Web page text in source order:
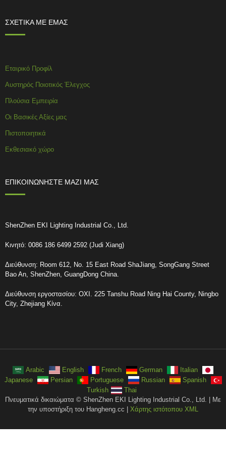
ΣΧΕΤΙΚΑ ΜΕ ΕΜΑΣ
Εταιρικό Προφίλ
Αυστηρός Ποιοτικός Έλεγχος
Πλούσια Εμπειρία
Οι Βασικές Αξίες μας
Πιστοποιητικά
Εκθεσιακό χώρο
ΕΠΙΚΟΙΝΩΝΗΣΤΕ ΜΑΖΙ ΜΑΣ
ShenZhen EKI Lighting Industrial Co., Ltd.
Κινητό: 0086 186 6499 2592 (Judi Xiang)
Διεύθυνση: Room 612, No. 15 East Road ShaJiang, SongGang Street
Bao An, ShenZhen, GuangDong China.
Διεύθυνση εργοστασίου: ΟΧΙ. 225 Tanshu Road Ning Hai County, Ningbo
City, Zhejiang Κίνα.
Arabic English French German
Italian
Japanese
Persian Portuguese Russian
Spanish
Turkish
Thai
Πνευματικά δικαιώματα © ShenZhen EKI Lighting Industrial Co., Ltd. | Με
την υποστήριξη του Hangheng.cc | Χάρτης ιστότοπου XML